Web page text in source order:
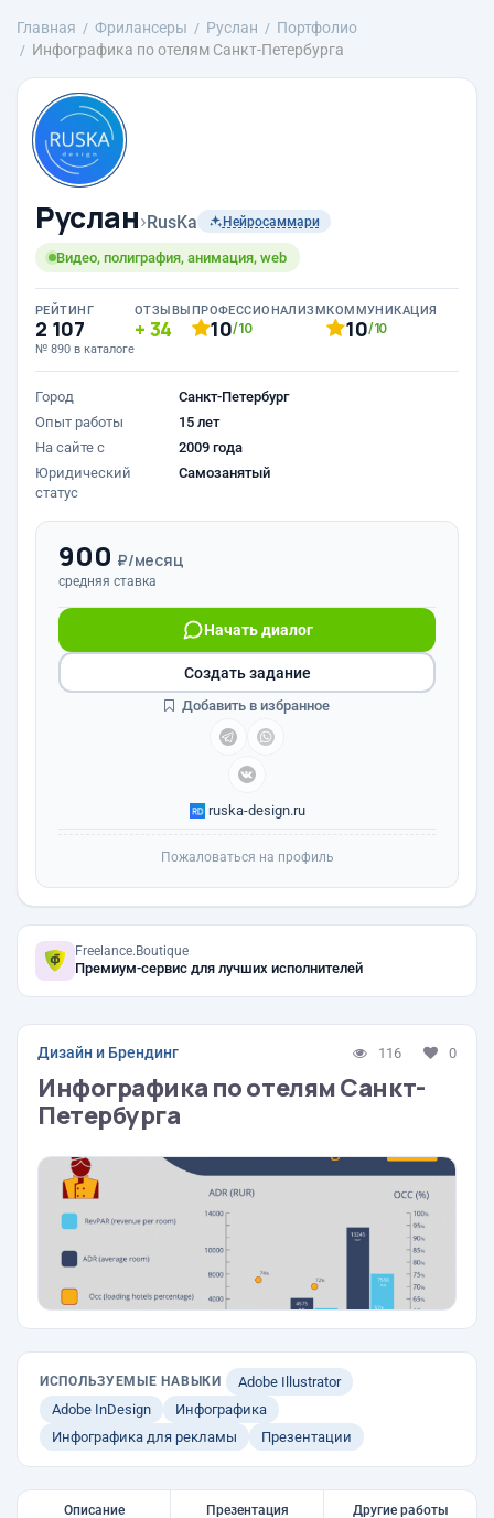
Главная Фрилансеры Руслан
Портфолио
Инфографика по отелям Санкт-Петербурга
Руслан›RusKa Нейросаммари
Видео, полиграфия, анимация, web
РЕЙТИНГ
2 107
№ 890 в каталоге
ОТЗЫВЫ
34
ПРОФЕССИОНАЛИЗМ
10/10
КОММУНИКАЦИЯ
10/10
Город
Санкт-Петербург
Опыт работы
15 лет
На сайте с
2009 года
Юридический
статус
Самозанятый
900 ₽/месяц
средняя ставка
Начать диалог
ruska-design.ru
Создать задание
Добавить в избранное
Пожаловаться на профиль
Freelance.Boutique
Премиум-сервис для лучших исполнителей
Дизайн и Брендинг 116 0
Инфографика по отелям Санкт-
Петербурга
ИСПОЛЬЗУЕМЫЕ НАВЫКИ
Adobe Illustrator
Adobe InDesign
Инфографика
Инфографика для рекламы
Презентации
Описание Презентация Другие работы